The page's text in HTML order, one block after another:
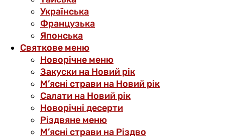
Українська
Французька
Японська
Святкове меню
Новорічне меню
Закуски на Новий рік
М’ясні страви на Новий рік
Салати на Новий рік
Новорічні десерти
Різдвяне меню
М’ясні страви на Різдво